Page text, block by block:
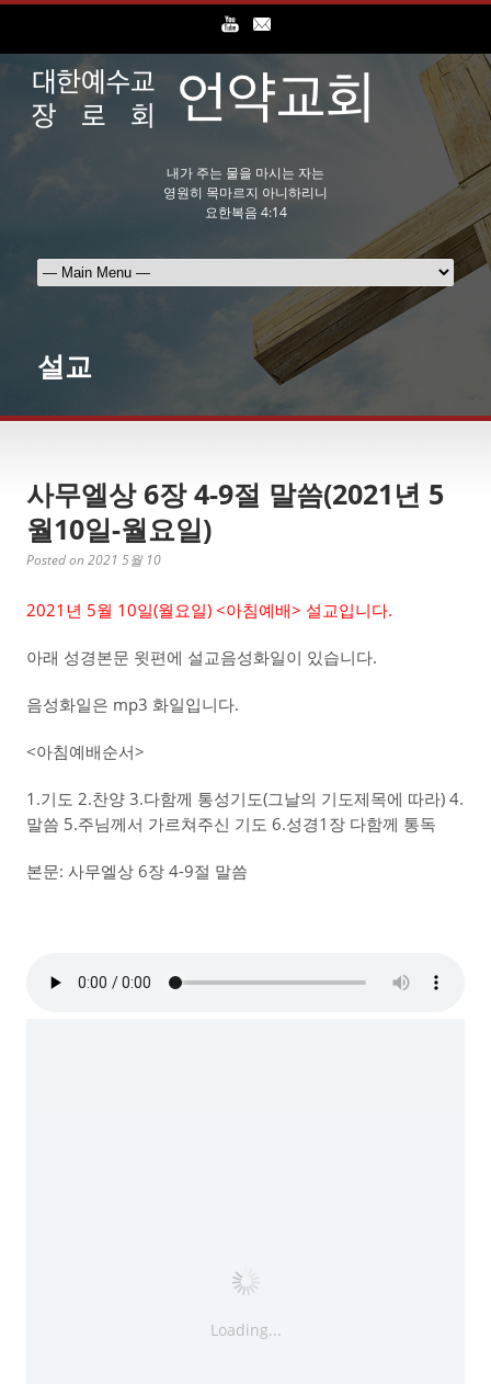
내가 주는 물을 마시는 자는
영원히 목마르지 아니하리니
요한복음 4:14
설교
사무엘상 6장 4-9절 말씀(2021년 5
월10일-월요일)
Posted on 2021 5월 10
2021년 5월 10일(월요일) <아침예배> 설교입니다.
아래 성경본문 윗편에 설교음성화일이 있습니다.
음성화일은 mp3 화일입니다.
<아침예배순서>
1.기도 2.찬양 3.다함께 통성기도(그날의 기도제목에 따라) 4.
말씀 5.주님께서 가르쳐주신 기도 6.성경1장 다함께 통독
본문: 사무엘상 6장 4-9절 말씀
Loading...